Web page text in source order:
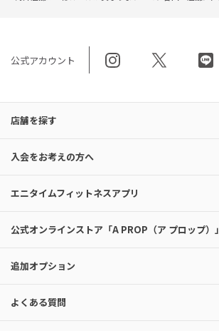
公式アカウント
店舗を探す
入会をお考えの方へ
エニタイムフィットネスアプリ
公式オンラインストア「A PROP（ア プロップ）」
追加オプション
よくある質問